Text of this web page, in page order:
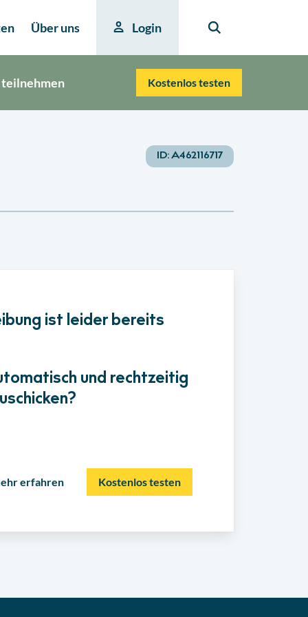
Über uns Login
teilnehmen Kostenlos testen
ID:A462116717
ist leider bereits
und rechtzeitig
erfahren Kostenlos testen